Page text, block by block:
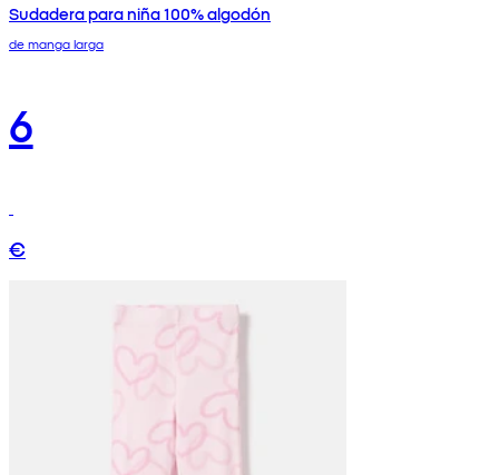
Sudadera para niña 100% algodón
de manga larga
6
€